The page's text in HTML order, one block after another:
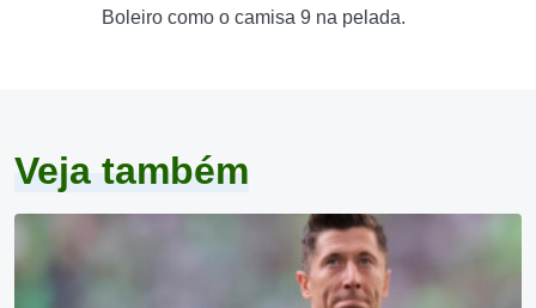
Boleiro como o camisa 9 na pelada.
Veja também